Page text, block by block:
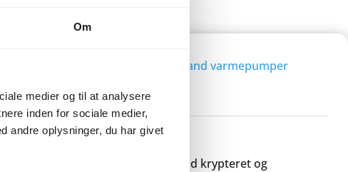
Om
medier og til at analysere
inden for sociale medier,
andre oplysninger, du har givet
Luft-/vand varmepumper
med betalingskort eller bank – altid krypteret og